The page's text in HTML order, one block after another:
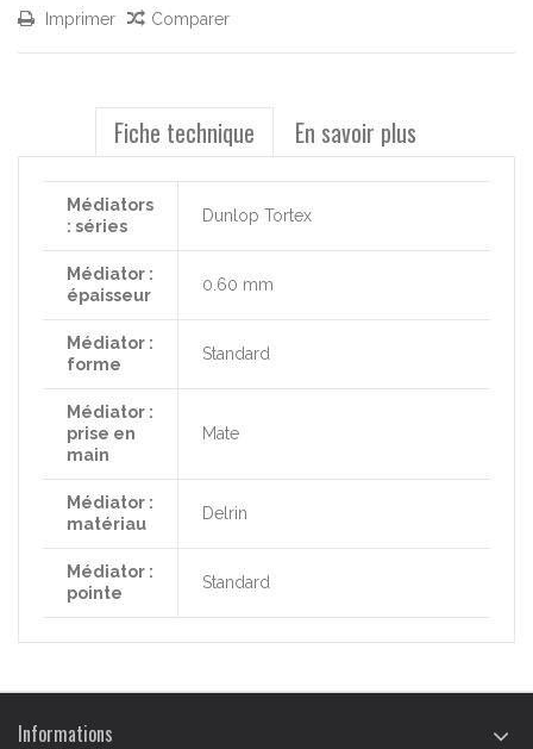
Imprimer Comparer
Fiche technique En savoir plus
Médiators
: séries
Dunlop Tortex
Médiator :
épaisseur
0.60 mm
Médiator :
forme
Standard
Médiator :
prise en
main
Mate
Médiator :
matériau
Delrin
Médiator :
pointe
Standard
Informations